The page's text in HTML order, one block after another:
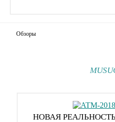
Обзоры
НОВАЯ РЕАЛЬНОСТЬ